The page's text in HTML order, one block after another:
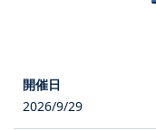
2026/9/29